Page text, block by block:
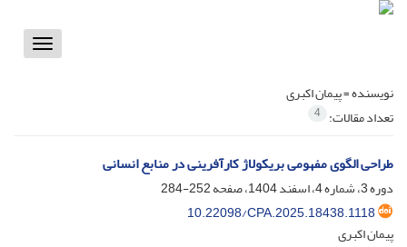
Toggle
نویسنده =پیمان اکبری
تعداد مقالات: 4
طراحی الگوی مفهومی بریکولاژ کارآفرینی در منابع انسانی
دوره 3، شماره 4، اسفند 1404، صفحه
252-284
10.22098/CPA.2025.18438.1118
پیمان اکبری